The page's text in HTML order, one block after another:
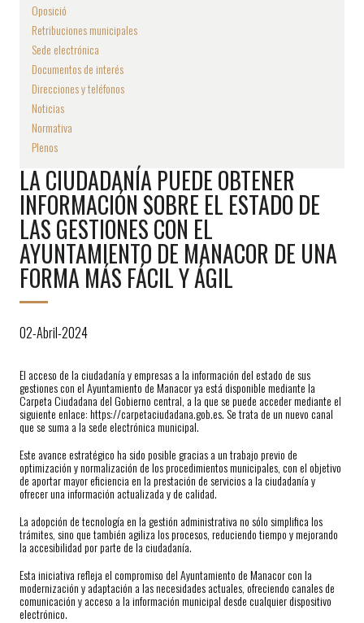
navegación
Oposició
Retribuciones municipales
Sede electrónica
Documentos de interés
Direcciones y teléfonos
Noticias
Normativa
Plenos
LA CIUDADANÍA PUEDE OBTENER
INFORMACIÓN SOBRE EL ESTADO DE
LAS GESTIONES CON EL
AYUNTAMIENTO DE MANACOR DE UNA
FORMA MÁS FÁCIL Y ÁGIL
02-Abril-2024
El acceso de la ciudadanía y empresas a la información del estado de sus
gestiones con el Ayuntamiento de Manacor ya está disponible mediante la
Carpeta Ciudadana del Gobierno central, a la que se puede acceder mediante el
siguiente enlace: https://carpetaciudadana.gob.es. Se trata de un nuevo canal
que se suma a la sede electrónica municipal.
Este avance estratégico ha sido posible gracias a un trabajo previo de
optimización y normalización de los procedimientos municipales, con el objetivo
de aportar mayor eficiencia en la prestación de servicios a la ciudadanía y
ofrecer una información actualizada y de calidad.
La adopción de tecnología en la gestión administrativa no sólo simplifica los
trámites, sino que también agiliza los procesos, reduciendo tiempo y mejorando
la accesibilidad por parte de la ciudadanía.
Esta iniciativa refleja el compromiso del Ayuntamiento de Manacor con la
modernización y adaptación a las necesidades actuales, ofreciendo canales de
comunicación y acceso a la información municipal desde cualquier dispositivo
electrónico.